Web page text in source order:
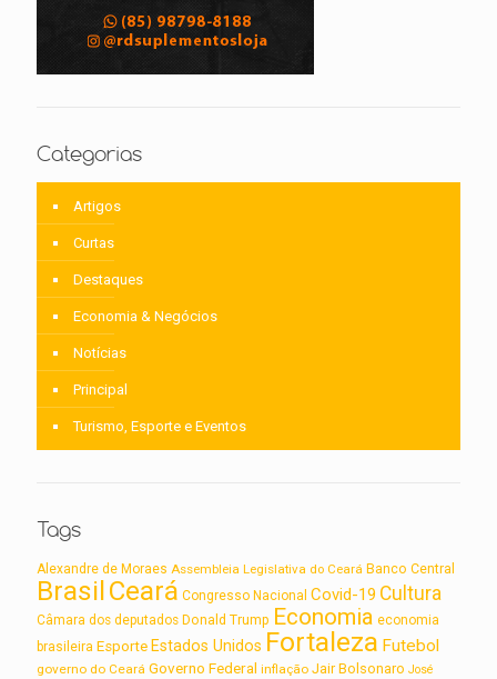
Categorias
Artigos
Curtas
Destaques
Economia & Negócios
Notícias
Principal
Turismo, Esporte e Eventos
Tags
Alexandre de Moraes Assembleia Legislativa do Ceará Banco Central
BrasilCeará Congresso Nacional Covid-19 Cultura
Câmara dos deputados Donald Trump Economia economia
brasileira Esporte Estados Unidos Fortaleza Futebol
governo do Ceará Governo Federal inflação Jair Bolsonaro José